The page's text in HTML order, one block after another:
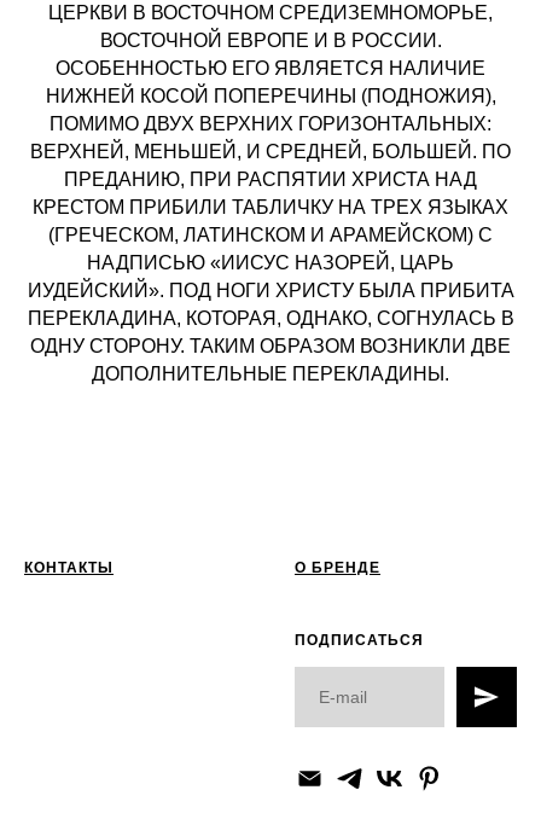
ЦЕРКВИ В ВОСТОЧНОМ СРЕДИЗЕМНОМОРЬЕ,
ВОСТОЧНОЙ ЕВРОПЕ И В РОССИИ.
ОСОБЕННОСТЬЮ ЕГО ЯВЛЯЕТСЯ НАЛИЧИЕ
НИЖНЕЙ КОСОЙ ПОПЕРЕЧИНЫ (ПОДНОЖИЯ),
ПОМИМО ДВУХ ВЕРХНИХ ГОРИЗОНТАЛЬНЫХ:
ВЕРХНЕЙ, МЕНЬШЕЙ, И СРЕДНЕЙ, БОЛЬШЕЙ. ПО
ПРЕДАНИЮ, ПРИ РАСПЯТИИ ХРИСТА НАД
КРЕСТОМ ПРИБИЛИ ТАБЛИЧКУ НА ТРЕХ ЯЗЫКАХ
(ГРЕЧЕСКОМ, ЛАТИНСКОМ И АРАМЕЙСКОМ) С
НАДПИСЬЮ «ИИСУС НАЗОРЕЙ, ЦАРЬ
ИУДЕЙСКИЙ». ПОД НОГИ ХРИСТУ БЫЛА ПРИБИТА
ПЕРЕКЛАДИНА, КОТОРАЯ, ОДНАКО, СОГНУЛАСЬ В
ОДНУ СТОРОНУ. ТАКИМ ОБРАЗОМ ВОЗНИКЛИ ДВЕ
ДОПОЛНИТЕЛЬНЫЕ ПЕРЕКЛАДИНЫ.
КОНТАКТЫ О БРЕНДЕ
ПОДПИСАТЬСЯ